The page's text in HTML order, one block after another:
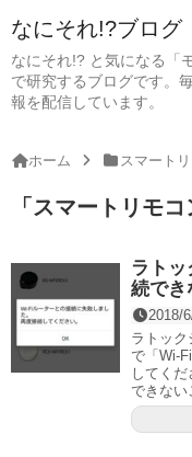
なにそれ!?ブログ
なにそれ!? と気になる「
で研究するブログです。
報を配信しています。
ホーム スマート
「 スマートリモコ
ラトッ
続でき
2018/
ラトッ
で「Wi-
してく
できない